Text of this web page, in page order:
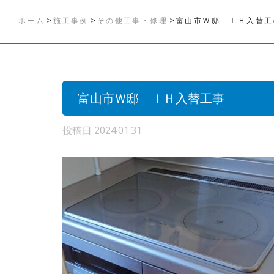
ホーム >施工事例 > その他工事・修理 >富山市Ｗ邸 ＩＨ入替
富山市Ｗ邸 ＩＨ入替工事
投稿日 2024.01.31